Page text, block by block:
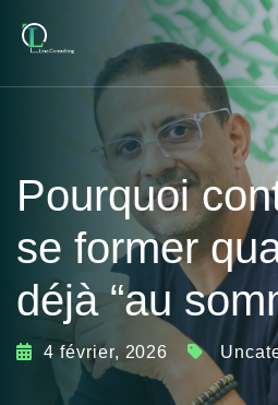
Pourquoi
se former
déjà “au
4 février, 2026